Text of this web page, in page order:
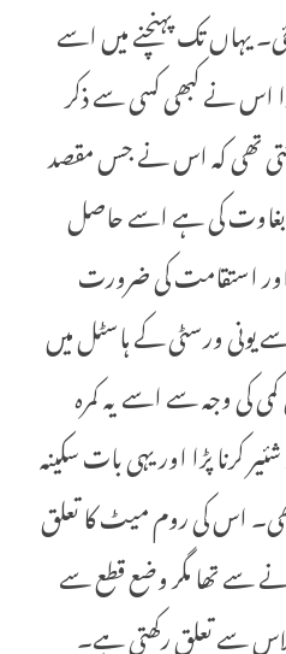
یہاں تک پہنچنے میں اسے
اس نے کبھی کسی سے ذکر
تھی کہ اس نے جس مقصد
کی ہے اسے حاصل
استقامت کی ضرورت
ورسٹی کے ہاسٹل میں
کی وجہ سے اسے یہ کمرہ
کرنا پڑا اور یہی بات سکینہ
اس کی روم میٹ کا تعلق
سے تھا مگر وضع قطع سے
سے تعلق رکھتی ہے۔